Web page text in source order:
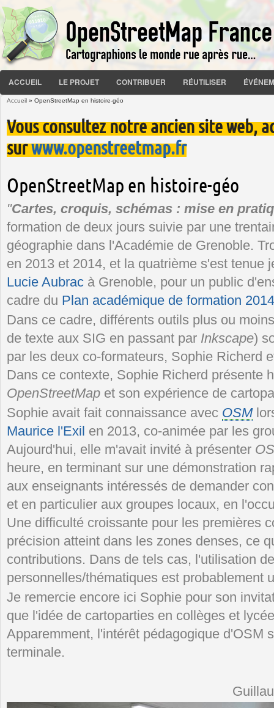
ACCUEIL LE PROJET CONTRIBUER RÉUTILISER
Accueil » OpenStreetMap en histoire-géo
Vous consultez notre ancien site web,
surwww.openstreetmap.fr
OpenStreetMap en histoire-géo
"Cartes, croquis, schémas : mise en
formation de deux jours suivie par une
géographie dans l'Académie de Grenoble.
en 2013 et 2014, et la quatrième s'est tenue
Lucie Aubrac à Grenoble, pour un public
cadre du Plan académique de formation
Dans ce cadre, différents outils plus ou
de texte aux SIG en passant par Inkscape)
par les deux co-formateurs, Sophie Richerd
Dans ce contexte, Sophie Richerd présente
OpenStreetMap et son expérience de
Sophie avait fait connaissance avec OSM
Maurice l'Exil en 2013, co-animée par les
Aujourd'hui, elle m'avait invité à présenter
heure, en terminant sur une démonstration
aux enseignants intéressés de demander
et en particulier aux groupes locaux, en
Une difficulté croissante pour les premières
précision atteint dans les zones denses, ce
contributions. Dans de tels cas, l'utilisation
personnelles/thématiques est probablement
Je remercie encore ici Sophie pour son
que l'idée de cartoparties en collèges et
Apparemment, l'intérêt pédagogique d'OSM
terminale.